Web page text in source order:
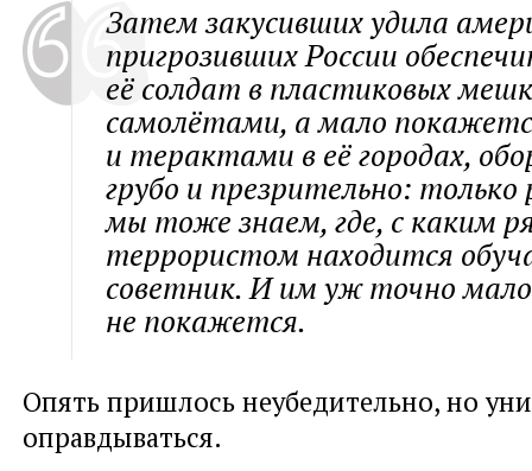
Затем закусивших удила
пригрозивших России
её солдат в пластиковых
самолётами, а мало
и терактами в её городах,
грубо и презрительно:
мы тоже знаем, где, с каким
террористом находится
советник. И им уж точно мало
не покажется.
Опять пришлось неубедительно, но
оправдываться.